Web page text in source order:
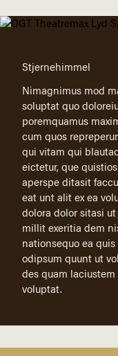
Stjernehimmel
Nimagnimus mod
soluptat quo
poremquamus
cum quos
qui vitam qui
eictetur, que
aperspe ditasit
eat unt alit ex ea
dolora dolor sitasi
millit exeritia dem
nationsequo ea
odipsum quunt ut
des quam
voluptat.